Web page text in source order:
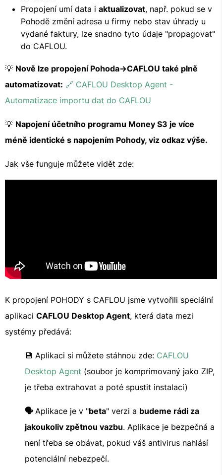
Propojení umí data i aktualizovat, např. pokud se v
Pohodě změní adresa u firmy nebo stav úhrady u
vydané faktury, lze snadno tyto údaje "propagovat"
do CAFLOU.
💡 Nově lze propojení Pohoda->CAFLOU také plně
automatizovat: 🔗 CAFLOU Desktop Agent -
Automatizace importu dat do CAFLOU
💡 Napojení účetního programu Money S3 je více
méně identické s napojením Pohody, viz odkaz výše.
Jak vše funguje můžete vidět zde:
K propojení POHODY s CAFLOU jsme vytvořili speciální
aplikaci CAFLOU Desktop Agent, která data mezi
systémy předává:
💾 Aplikaci si můžete stáhnou zde: CAFLOU
Desktop Agent (soubor je komprimovaný jako ZIP,
je třeba extrahovat a poté spustit instalaci)
🗣️ Aplikace je v "beta" verzi a budeme rádi za
jakoukoliv zpětnou vazbu. Aplikace je bezpečná a
není třeba se obávat, pokud váš antivirus nahlásí
potenciální nebezpečí.